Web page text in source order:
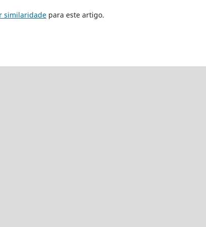
similaridade para este artigo.